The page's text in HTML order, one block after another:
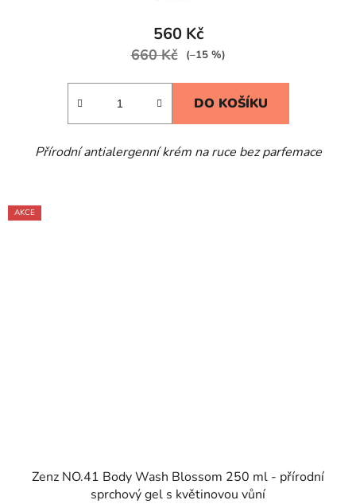
560 Kč
660 Kč (–15 %)
DO KOŠÍKU
Přírodní antialergenní krém na ruce bez parfemace
AKCE
Zenz NO.41 Body Wash Blossom 250 ml - přírodní
sprchový gel s květinovou vůní